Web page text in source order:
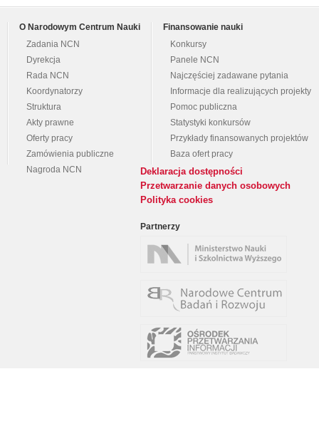
O Narodowym Centrum Nauki
Zadania NCN
Dyrekcja
Rada NCN
Koordynatorzy
Struktura
Akty prawne
Oferty pracy
Zamówienia publiczne
Nagroda NCN
Finansowanie nauki
Konkursy
Panele NCN
Najczęściej zadawane pytania
Informacje dla realizujących projekty
Pomoc publiczna
Statystyki konkursów
Przykłady finansowanych projektów
Baza ofert pracy
Deklaracja dostępności
Przetwarzanie danych osobowych
Polityka cookies
Partnerzy